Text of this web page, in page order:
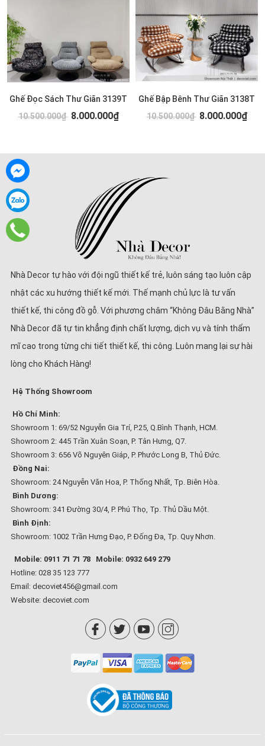
Ghế Đọc Sách Thư Giãn 3139T
10.500.000₫ 8.000.000₫
Ghế Bập Bênh Thư Giãn 3138T
10.500.000₫ 8.000.000₫
Nhà Decor tự hào với đội ngũ thiết kế trẻ, luôn sáng tạo luôn cập
nhật các xu hướng thiết kế mới. Thế mạnh chủ lực là tư vấn
thiết kế, thi công đồ gỗ. Với phương châm “Không Đâu Bằng Nhà”
Nhà Decor đã tự tin khẳng định chất lượng, dịch vụ và tính thẩm
mĩ cao trong từng chi tiết thiết kế, thi công. Luôn mang lại sự hài
lòng cho Khách Hàng!
Hệ Thống Showroom
Hồ Chí Minh:
Showroom 1: 69/52 Nguyễn Gia Trí, P.25, Q.Bình Thạnh, HCM.
Showroom 2: 445 Trần Xuân Soạn, P. Tân Hưng, Q7.
Showroom 3: 656 Võ Nguyên Giáp, P. Phước Long B, Thủ Đức.
Đồng Nai:
Showroom: 24 Nguyễn Văn Hoa, P. Thống Nhất, Tp. Biên Hòa.
Bình Dương:
Showroom: 341 Đường 30/4, P. Phú Thọ, Tp. Thủ Dầu Một.
Bình Định:
Showroom: 1002 Trần Hưng Đạo, P. Đống Đa, Tp. Quy Nhơn.
Mobile: 0911 71 71 78
Mobile: 0932 649 279
Hotline: 028 35 123 777
Email: decoviet456@gmail.com
Website: decoviet.com